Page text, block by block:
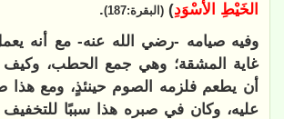
الخَيْطِ الأَسْوَدِ) (البقرة:187)
.
وفيه صيامه -رضي الله عنه- مع أنه
غاية المشقة؛ وهي جمع الحطب، وكيف
أن يطعم فلزمه الصوم حينئذٍ، ومع
عليه، وكان في صبره هذا سببًا